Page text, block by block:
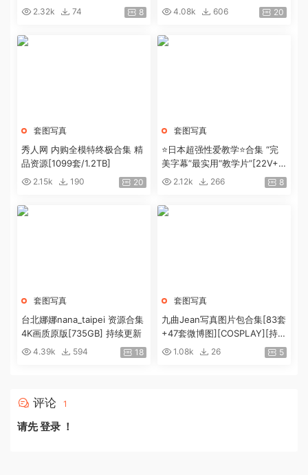
度盘]2.32k 74 8 4.08k 606 20
套图写真
秀人网 内购全模特终极合集 精
品资源[1099套/1.2TB]
2.15k 190 20
套图写真
⭐日本超强性爱教学⭐合集 “完
美字幕”最实用“教学片”[22V+4.
9G]2.12k 266 8
套图写真
台北娜娜nana_taipei 资源合集
4K画质原版[735GB] 持续更新
4.39k 594 18
套图写真
九曲Jean写真图片包合集[83套
+47套微博图][COSPLAY][持续
更新]1.08k 26 5
评论 1
请先登录 ！